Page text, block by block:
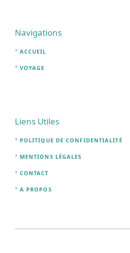
Navigations
ACCUEIL
VOYAGE
Liens Utiles
POLITIQUE DE CONFIDENTIALITÉ
MENTIONS LÉGALES
CONTACT
A PROPOS